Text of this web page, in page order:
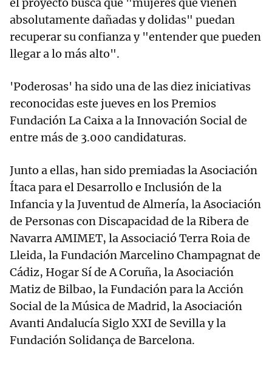
absolutamente dañadas y dolidas" puedan
recuperar su confianza y "entender que pueden
llegar a lo más alto".
'Poderosas' ha sido una de las diez iniciativas
reconocidas este jueves en los Premios
Fundación La Caixa a la Innovación Social de
entre más de 3.000 candidaturas.
Junto a ellas, han sido premiadas la Asociación
Ítaca para el Desarrollo e Inclusión de la
Infancia y la Juventud de Almería, la Asociación
de Personas con Discapacidad de la Ribera de
Navarra AMIMET, la Associació Terra Roia de
Lleida, la Fundación Marcelino Champagnat de
Cádiz, Hogar Sí de A Coruña, la Asociación
Matiz de Bilbao, la Fundación para la Acción
Social de la Música de Madrid, la Asociación
Avanti Andalucía Siglo XXI de Sevilla y la
Fundación Solidança de Barcelona.